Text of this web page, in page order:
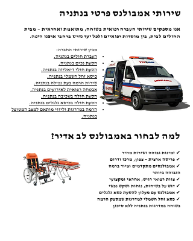
שירותי אמבולנס פרטי בנתניה
אנו מספקים שירותי העברה רפואית בטוחה, מתואמת ואחראית – מבית
החולים לבית, בין מוסדות רפואיים ולכל יעד נדרש ברחבי ארצנו היפה.
מבין שירותי החברה:
העברת חולים בנתניה.
הסעת נכים בנתניה.
הסעת חולי דיאליזה בנתניה.
כיסא זחל חשמלי בנתניה.
שירות הרמה בעת נפילה בנתניה.
אבטחה רפואית לאירועים בנתניה.
הסעת חולה בשכיבה בנתניה.
הסעת חולה בכיסא גלגלים בנתניה.
הרמה במדרגות וליווי מותאם למצב המטופל
בנתניה.
למה לבחור באמבולנס לב אדיר?
✔ זמינות גבוהה ושירות מהיר
✔ פריסה ארצית – צפון, מרכז ודרום
✔ אמבולנסים מתקדמים וציוד ברמה
הגבוהה ביותר
✔ צוות רפואי רגיש, אחראי ומקצועי
✔ דגש על בטיחות, נוחות ושקט נפשי
✔ אמבולנס עם מעלון להסעת כסא גלגלים
✔ כסא זחל חשמלי למדרגות שמספק הרמה
בטוחה במדרגות בנתניה ללא סיכון